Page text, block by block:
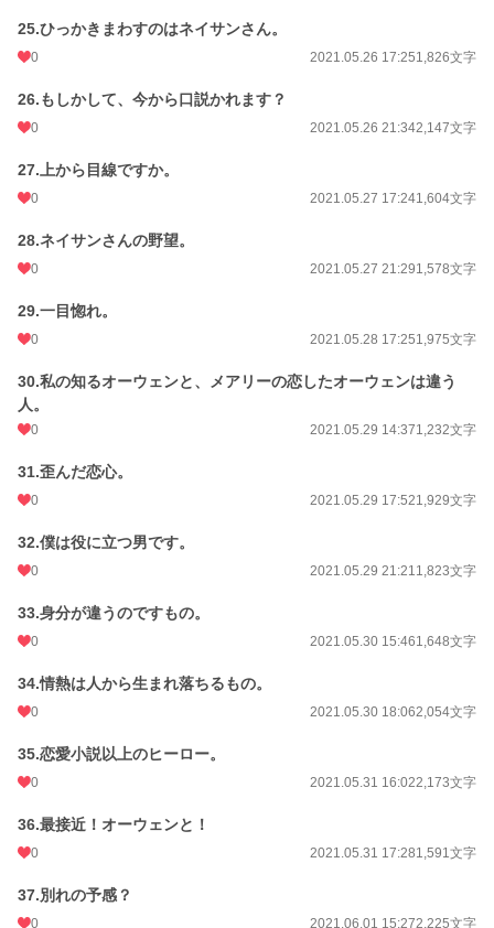
25.ひっかきまわすのはネイサンさん。
0 2021.05.26 17:251,826文字
26.もしかして、今から口説かれます？
0 2021.05.26 21:342,147文字
27.上から目線ですか。
0 2021.05.27 17:241,604文字
28.ネイサンさんの野望。
0 2021.05.27 21:291,578文字
29.一目惚れ。
0 2021.05.28 17:251,975文字
30.私の知るオーウェンと、メアリーの恋したオーウェンは違う
人。
0 2021.05.29 14:371,232文字
31.歪んだ恋心。
0 2021.05.29 17:521,929文字
32.僕は役に立つ男です。
0 2021.05.29 21:211,823文字
33.身分が違うのですもの。
0 2021.05.30 15:461,648文字
34.情熱は人から生まれ落ちるもの。
0 2021.05.30 18:062,054文字
35.恋愛小説以上のヒーロー。
0 2021.05.31 16:022,173文字
36.最接近！オーウェンと！
0 2021.05.31 17:281,591文字
37.別れの予感？
0 2021.06.01 15:272,225文字